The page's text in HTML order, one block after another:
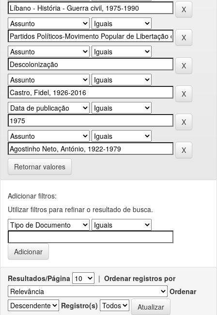
Retornar valores
Adicionar filtros:
Utilizar filtros para refinar o resultado de busca.
Resultados/Página | Ordenar registros por
Ordenar
Registro(s)